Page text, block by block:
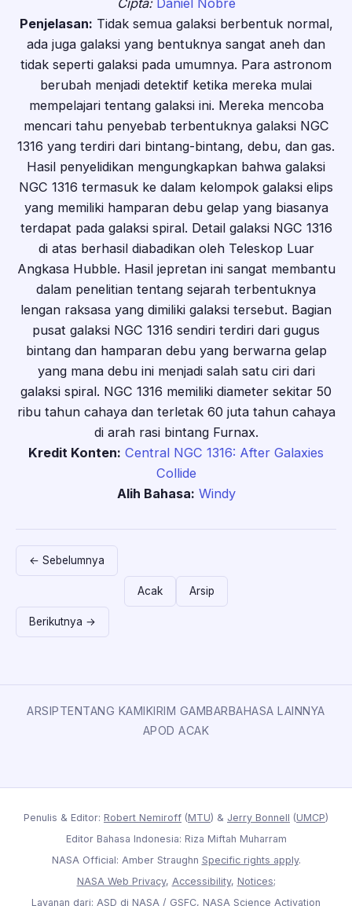
Penjelasan: Tidak semua galaksi berbentuk normal,
ada juga galaksi yang bentuknya sangat aneh dan
tidak seperti galaksi pada umumnya. Para astronom
berubah menjadi detektif ketika mereka mulai
mempelajari tentang galaksi ini. Mereka mencoba
mencari tahu penyebab terbentuknya galaksi NGC
1316 yang terdiri dari bintang-bintang, debu, dan gas.
Hasil penyelidikan mengungkapkan bahwa galaksi
NGC 1316 termasuk ke dalam kelompok galaksi elips
yang memiliki hamparan debu gelap yang biasanya
terdapat pada galaksi spiral. Detail galaksi NGC 1316
di atas berhasil diabadikan oleh Teleskop Luar
Angkasa Hubble. Hasil jepretan ini sangat membantu
dalam penelitian tentang sejarah terbentuknya
lengan raksasa yang dimiliki galaksi tersebut. Bagian
pusat galaksi NGC 1316 sendiri terdiri dari gugus
bintang dan hamparan debu yang berwarna gelap
yang mana debu ini menjadi salah satu ciri dari
galaksi spiral. NGC 1316 memiliki diameter sekitar 50
ribu tahun cahaya dan terletak 60 juta tahun cahaya
di arah rasi bintang Furnax.
Kredit Konten: Central NGC 1316: After Galaxies
Collide
Alih Bahasa: Windy
← Sebelumnya
Acak Arsip
Berikutnya →
ARSIPTENTANG KAMIKIRIM GAMBARBAHASA LAINNYA
APOD ACAK
Penulis & Editor: Robert Nemiroff (MTU) & Jerry Bonnell (UMCP)
Editor Bahasa Indonesia: Riza Miftah Muharram
NASA Official: Amber Straughn Specific rights apply.
NASA Web Privacy, Accessibility, Notices;
Layanan dari: ASD di NASA / GSFC, NASA Science Activation